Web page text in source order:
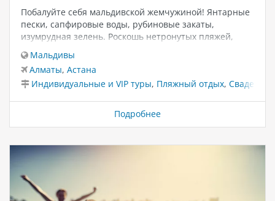
Побалуйте себя мальдивской жемчужиной! Янтарные
пески, сапфировые воды, рубиновые закаты,
изумрудная зелень. Роскошь нетронутых пляжей,
богатство морского дна, переливы экзотических рыб.
А также сервис, еда, спокойствие и неги
потрясающих отелей. 🏝️ Эксклюзивный пакет все
включено прямо из Алматы с авиакомпанией Эйр
Мальдивы
Алматы, Астана
Индивидуальные и VIP туры, Пляжный отдых,
Подробнее